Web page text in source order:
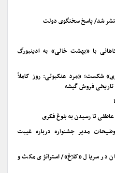
شد/ پاسخ سخنگوی دولت
با «بهشت خالی» به ادینبورگ
شکست؛ «مرد عنکبوتی: روز کاملاً
فروش گیشه
تا رسیدن به بلوغ فکری
فیلم ونیز ۲۰۲۶؛ توضیحات مدیر جشنواره درباره غیبت
در سریال «کلاغ»/ استراتژی مکث و